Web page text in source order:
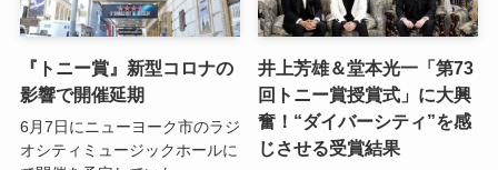
『トニー賞』新型コロナの
影響で開催延期
6月7日にニューヨーク市のラジ
オシティミュージックホールに
井上芳雄＆堂本光一「第73
回トニー賞授賞式」に大興
奮！“ダイバーシティ”を感
じさせる受賞結果